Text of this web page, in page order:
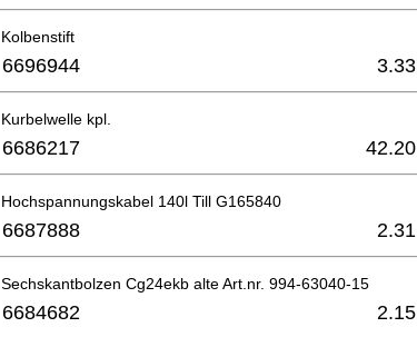
Kolbenstift
6696944 3.33
Kurbelwelle kpl.
6686217 42.20
Hochspannungskabel 140l Till G165840
6687888 2.31
Sechskantbolzen Cg24ekb alte Art.nr. 994-63040-15
6684682 2.15